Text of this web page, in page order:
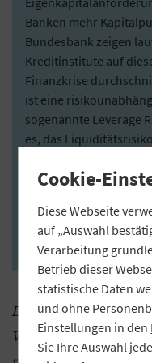
Banken mehr
Bundesbank zeigen
Kreditinstitute auf
Finanzkrise
ist eine
sogenannte Leverage
es, das
Vorschriften
Verbraucherschutz.
haben die
Die Kreditinstitute
Wirtschaft mit
Cookie-
Diese Webseite
auf „Auswahl
Verarbeitung
Betrieb dieser
statistische Daten
und ohne
Einstellungen in den
Sie Ihre Auswahl